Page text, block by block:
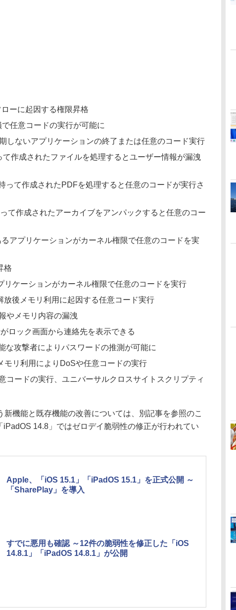
ーに起因する権限昇格
任意コードの実行が可能に
しないアプリケーションの終了または任意のコード実行
作成されたファイルを処理するとユーザー情報が漏洩
って作成されたPDFを処理すると任意のコードが実行さ
て作成されたアーカイブをアンパックすると任意のコー
アプリケーションがカーネル権限で任意のコードを実
格
リケーションがカーネル権限で任意のコードを実行
放後メモリ利用に起因する任意コード実行
やメモリ内容の漏洩
ロック画面から連絡先を表示できる
な攻撃者によりパスワードの推測が可能に
モリ利用によりDoSや任意コードの実行
コードの実行、ユニバーサルクロスサイトスクリプティ
機能と既存機能の改善については、別記事を参照のこ
iPadOS 14.8」ではゼロデイ脆弱性の修正が行われてい
Apple、「iOS 15.1」「iPadOS 15.1」を正式公開 ～
「SharePlay」を導入
すでに悪用も確認 ～12件の脆弱性を修正した「iOS
14.8.1」「iPadOS 14.8.1」が公開